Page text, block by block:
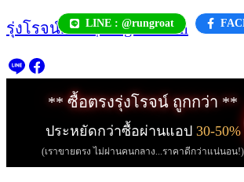
Skip
to
LINE : @rungroat
รุ่งโรจน์.com | rungroat.com
** ซื้อตรงรุ่งโรจน์ ถูกกว่า **
ประหยัดกว่าซื้อผ่านแอป 30-50%
(เราขายตรง ไม่ผ่านคนกลาง...ราคาดีกว่าแน่นอน!)